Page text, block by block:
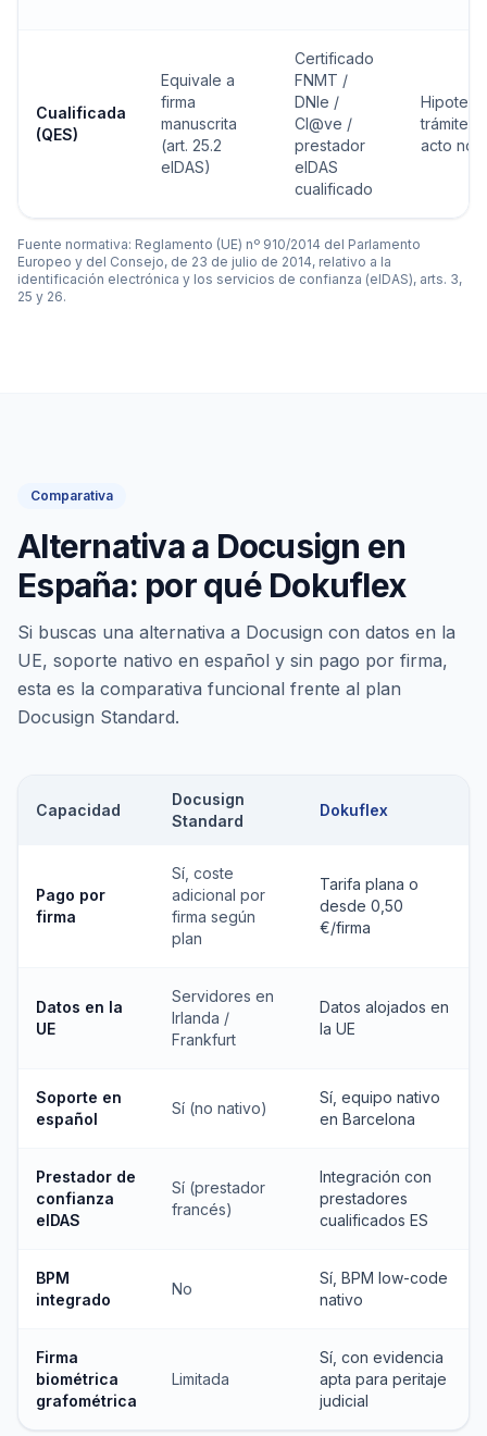
Cualificada
(QES)
Equivale a
firma
manuscrita
(art. 25.2
eIDAS)
Certificado
FNMT /
DNIe /
Cl@ve /
prestador
eIDAS
cualificado
trámites
acto
Fuente normativa: Reglamento (UE) nº 910/2014 del Parlamento
Europeo y del Consejo, de 23 de julio de 2014, relativo a la
identificación electrónica y los servicios de confianza (eIDAS), arts. 3,
25 y 26.
Comparativa
Alternativa a Docusign en
España: por qué Dokuflex
Si buscas una alternativa a Docusign con datos en la
UE, soporte nativo en español y sin pago por firma,
esta es la comparativa funcional frente al plan
Docusign Standard.
Capacidad
Docusign
Standard
Dokuflex
Pago por
firma
Sí, coste
adicional por
firma según
plan
Tarifa plana o
desde 0,50
€/firma
Datos en la
UE
Servidores en
Irlanda /
Frankfurt
Datos alojados en
la UE
Soporte en
español
Sí (no nativo)
Sí, equipo nativo
en Barcelona
Prestador de
confianza
eIDAS
Sí (prestador
francés)
Integración con
prestadores
cualificados ES
BPM
integrado
No
Sí, BPM low-code
nativo
Firma
biométrica
grafométrica
Limitada
Sí, con evidencia
apta para peritaje
judicial